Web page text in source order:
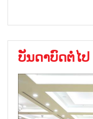
ບັນດາບົດຕໍ່ໄປ